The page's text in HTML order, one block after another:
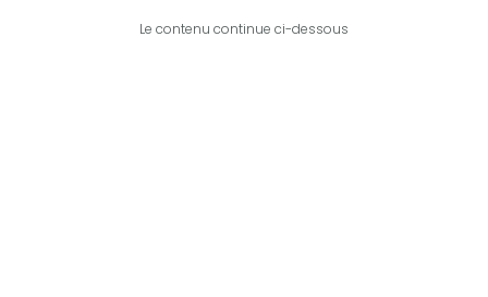
Le contenu continue ci-dessous